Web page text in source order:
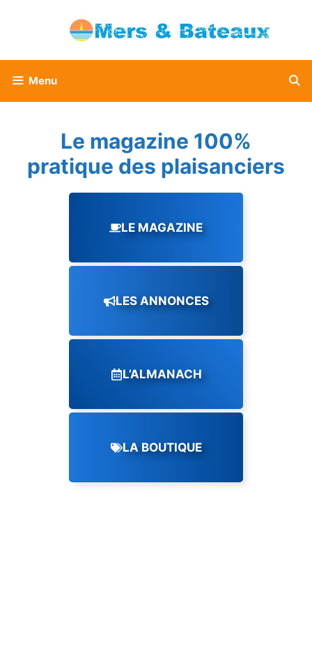
Menu
Le magazine 100%
pratique des plaisanciers
LE MAGAZINE
LES ANNONCES
L’ALMANACH
LA BOUTIQUE